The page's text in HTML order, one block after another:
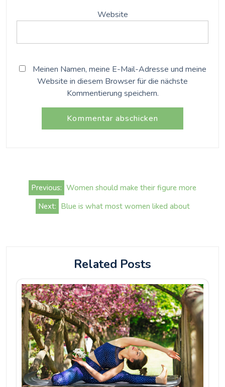
Website
Meinen Namen, meine E-Mail-Adresse und meine
Website in diesem Browser für die nächste
Kommentierung speichern.
Beitrags-
Navigation
Previous: Women should make their figure more
Next: Blue is what most women liked about
Related Posts